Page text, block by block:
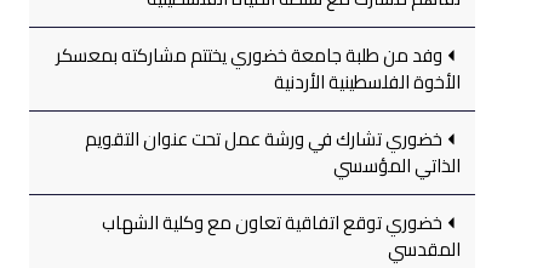
وفد من طلبة جامعة خضوري يختتم مشاركته بمعسكر
الأخوة الفلسطينية الأردنية
خضوري تشارك في ورشة عمل تحت عنوان التقويم
الذاتي المؤسسي
خضوري توقع اتفاقية تعاون مع وكلية الشهاب
المقدسي